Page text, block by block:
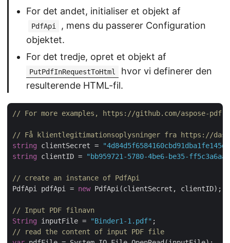
For det andet, initialiser et objekt af
PdfApi
, mens du passerer Configuration
objektet.
For det tredje, opret et objekt af
PutPdfInRequestToHtml
hvor vi definerer den
resulterende HTML-fil.
// For more examples, https://github.com/aspose-pdf-
// Få klientlegitimationsoplysninger fra https://
string clientSecret =
string clientID = "bb959721-5780-4be6-be35-
// create an instance of PdfApi
PdfApi pdfApi = new PdfApi(clientSecret, clientID);
// Input PDF filnavn
String inputFile = "Binder1-1.pdf"
// read the content of input PDF file